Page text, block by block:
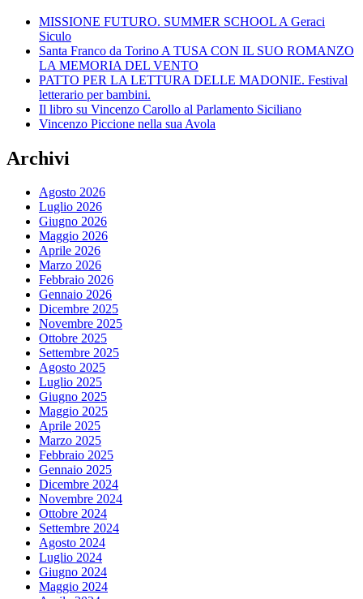
MISSIONE FUTURO. SUMMER SCHOOL A Geraci
Siculo
Santa Franco da Torino A TUSA CON IL SUO ROMANZO
LA MEMORIA DEL VENTO
PATTO PER LA LETTURA DELLE MADONIE. Festival
letterario per bambini.
Il libro su Vincenzo Carollo al Parlamento Siciliano
Vincenzo Piccione nella sua Avola
Archivi
Agosto 2026
Luglio 2026
Giugno 2026
Maggio 2026
Aprile 2026
Marzo 2026
Febbraio 2026
Gennaio 2026
Dicembre 2025
Novembre 2025
Ottobre 2025
Settembre 2025
Agosto 2025
Luglio 2025
Giugno 2025
Maggio 2025
Aprile 2025
Marzo 2025
Febbraio 2025
Gennaio 2025
Dicembre 2024
Novembre 2024
Ottobre 2024
Settembre 2024
Agosto 2024
Luglio 2024
Giugno 2024
Maggio 2024